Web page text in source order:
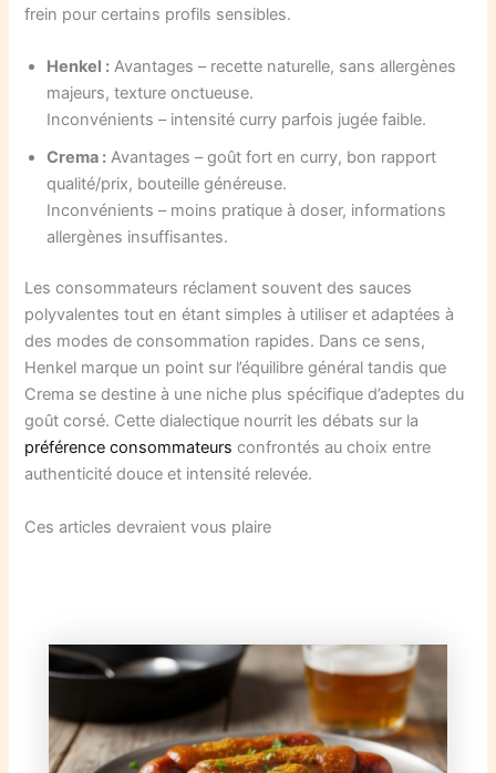
frein pour certains profils sensibles.
Henkel : Avantages – recette naturelle, sans allergènes
majeurs, texture onctueuse.
Inconvénients – intensité curry parfois jugée faible.
Crema : Avantages – goût fort en curry, bon rapport
qualité/prix, bouteille généreuse.
Inconvénients – moins pratique à doser, informations
allergènes insuffisantes.
Les consommateurs réclament souvent des sauces
polyvalentes tout en étant simples à utiliser et adaptées à
des modes de consommation rapides. Dans ce sens,
Henkel marque un point sur l’équilibre général tandis que
Crema se destine à une niche plus spécifique d’adeptes du
goût corsé. Cette dialectique nourrit les débats sur la
préférence consommateurs confrontés au choix entre
authenticité douce et intensité relevée.
Ces articles devraient vous plaire